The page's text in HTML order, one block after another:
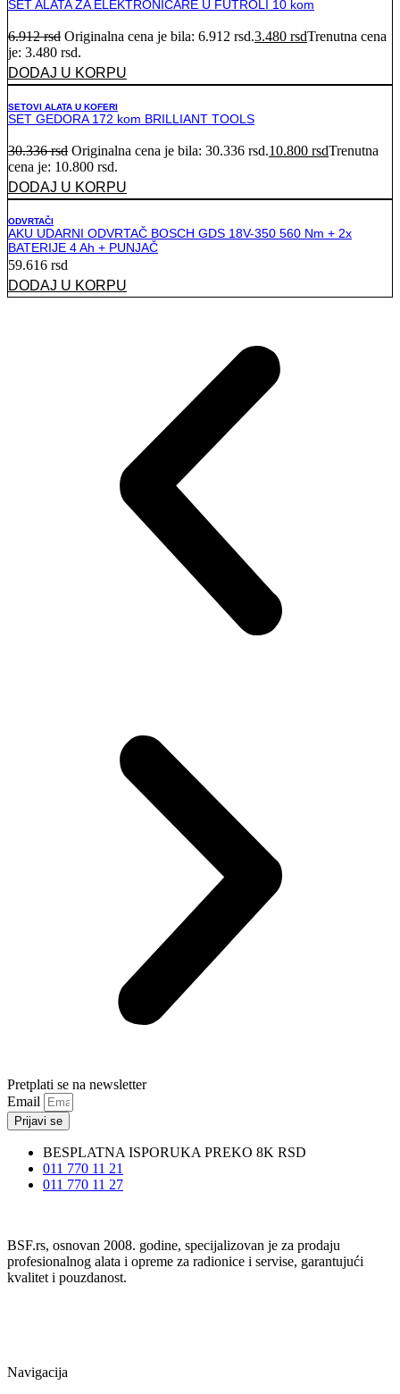
SET ALATA ZA ELEKTRONIČARE U FUTROLI 10 kom
6.912rsd Originalna cena je bila: 6.912 rsd.3.480 rsdTrenutna cena
je: 3.480 rsd.
DODAJ U KORPU
SETOVI ALATA U KOFERI
SET GEDORA 172 kom BRILLIANT TOOLS
30.336rsd Originalna cena je bila: 30.336 rsd.10.800 rsdTrenutna
cena je: 10.800 rsd.
DODAJ U KORPU
ODVRTAČI
AKU UDARNI ODVRTAČ BOSCH GDS 18V-350 560 Nm + 2x
BATERIJE 4 Ah + PUNJAČ
59.616 rsd
DODAJ U KORPU
Pretplati se na newsletter
Email
Prijavi se
BESPLATNA ISPORUKA PREKO 8K RSD
011 770 11 21
011 770 11 27
BSF.rs, osnovan 2008. godine, specijalizovan je za prodaju
profesionalnog alata i opreme za radionice i servise, garantujući
kvalitet i pouzdanost.
Navigacija